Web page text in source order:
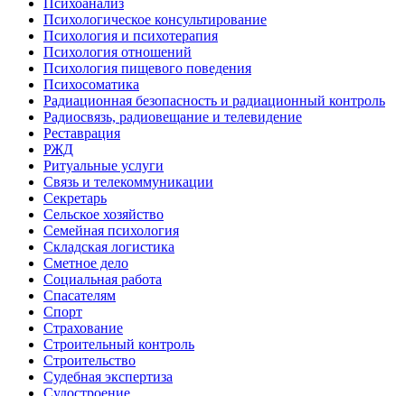
Психоанализ
Психологическое консультирование
Психология и психотерапия
Психология отношений
Психология пищевого поведения
Психосоматика
Радиационная безопасность и радиационный контроль
Радиосвязь, радиовещание и телевидение
Реставрация
РЖД
Ритуальные услуги
Связь и телекоммуникации
Секретарь
Сельское хозяйство
Семейная психология
Складская логистика
Сметное дело
Социальная работа
Спасателям
Спорт
Страхование
Строительный контроль
Строительство
Судебная экспертиза
Судостроение